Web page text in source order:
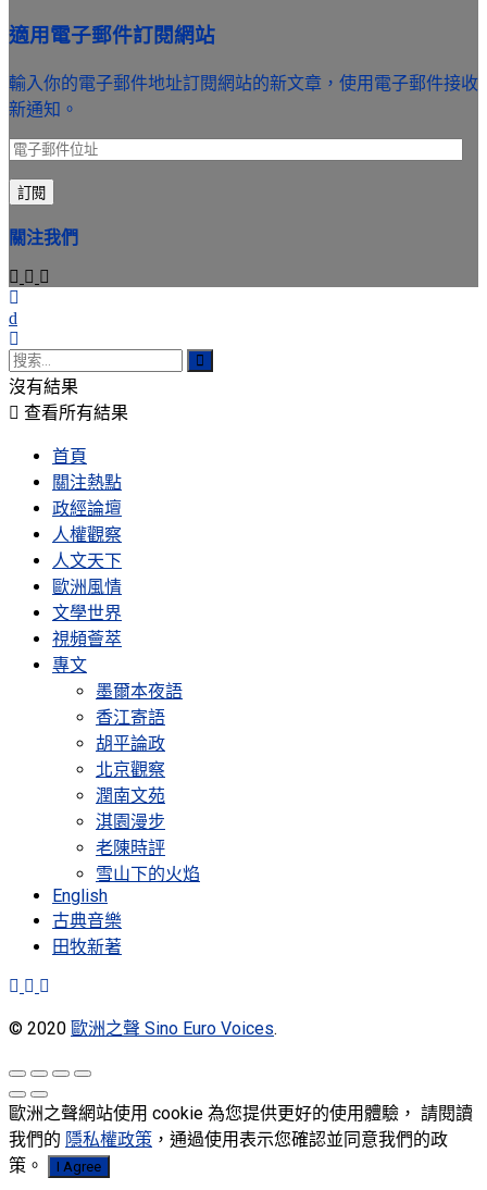
適用電子郵件訂閱網站
輸入你的電子郵件地址訂閱網站的新文章，使用電子郵件接收
新通知。
電
子
郵
件
址
訂閱
關注我們
沒有結果
查看所有結果
首頁
關注熱點
政經論壇
人權觀察
人文天下
歐洲風情
文學世界
視頻薈萃
專文
墨爾本夜語
香江寄語
胡平論政
北京觀察
潤南文苑
淇園漫步
老陳時評
雪山下的火焰
English
古典音樂
田牧新著
© 2020 歐洲之聲 Sino Euro Voices.
歐洲之聲網站使用 cookie 為您提供更好的使用體驗， 請閱讀
我們的 隱私權政策 ，通過使用表示您確認並同意我們的政
策。
I Agree